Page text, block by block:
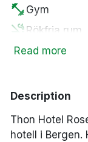
fitness_center Gym
smoke_free Rökfria rum
coffeeKaffe/te på
Read more
Description
Thon Hotel
hotell i Bergen.